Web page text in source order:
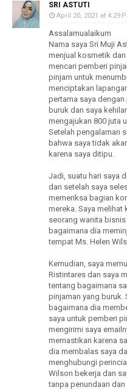
SRI ASTUTI
April 20, 2021 at 4:29
Assalamualaikum
Nama saya Sri Muji
menjual kosmetik
mencari pemberi
pinjam untuk
menciptakan
pertama saya
buruk dan saya
mengajukan 800 juta
Setelah pengalaman
bahwa saya tidak
karena saya ditipu.
Jadi, suatu hari saya
dan setelah saya
memeriksa bagian
mereka. Saya melihat
seorang wanita
bagaimana dia
tempat Ms. Helen
Kemudian, saya
Ristintares dan saya
tentang bagaimana
pinjaman yang buruk.
bagaimana dia
saya untuk pemberi
mengirimi saya
memastikan karena
dia membalas saya
menghubungi
Wilson bekerja dan
tanpa penundaan